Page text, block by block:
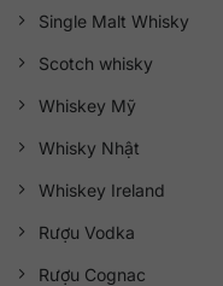
Single Malt Whisky
Scotch whisky
Whiskey Mỹ
Whisky Nhật
Whiskey Ireland
Rượu Vodka
Rượu Cognac